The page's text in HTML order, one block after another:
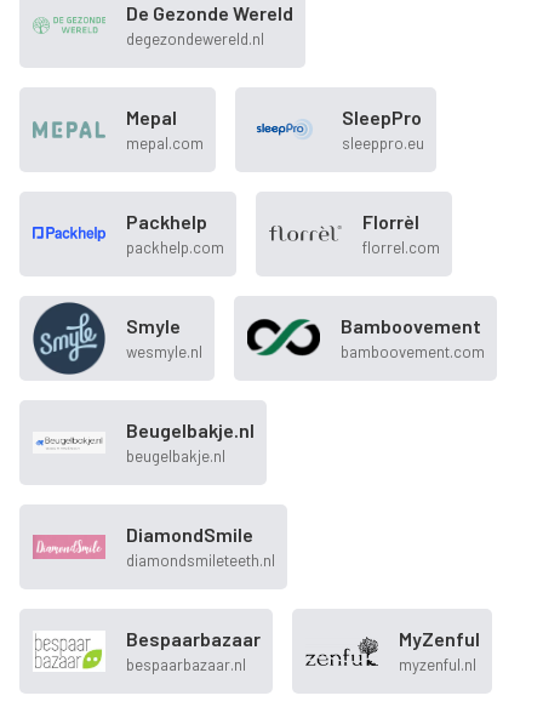
De Gezonde Wereld
degezondewereld.nl
Mepal
mepal.com
SleepPro
sleeppro.eu
Packhelp
packhelp.com
Florrèl
florrel.com
Smyle
wesmyle.nl
Bamboovement
bamboovement.com
Beugelbakje.nl
beugelbakje.nl
DiamondSmile
diamondsmileteeth.nl
Bespaarbazaar
bespaarbazaar.nl
MyZenful
myzenful.nl